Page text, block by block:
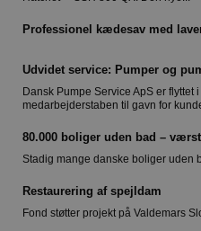
Professionel kædesav med
Udvidet service: Pumper og
Dansk Pumpe Service ApS er
medarbejderstaben til gavn for
80.000 boliger uden bad –
Stadig mange danske boliger uden
Restaurering af spejldam
Fond støtter projekt på Valdemars